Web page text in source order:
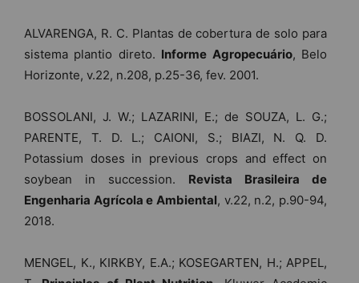
ALVARENGA, R. C. Plantas de cobertura de solo para
sistema plantio direto. Informe Agropecuário, Belo
Horizonte, v.22, n.208, p.25-36, fev. 2001.
BOSSOLANI, J. W.; LAZARINI, E.; de SOUZA, L. G.;
PARENTE, T. D. L.; CAIONI, S.; BIAZI, N. Q. D.
Potassium doses in previous crops and effect on
soybean in succession. Revista Brasileira de
Engenharia Agrícola e Ambiental, v.22, n.2, p.90-94,
2018.
MENGEL, K., KIRKBY, E.A.; KOSEGARTEN, H.; APPEL,